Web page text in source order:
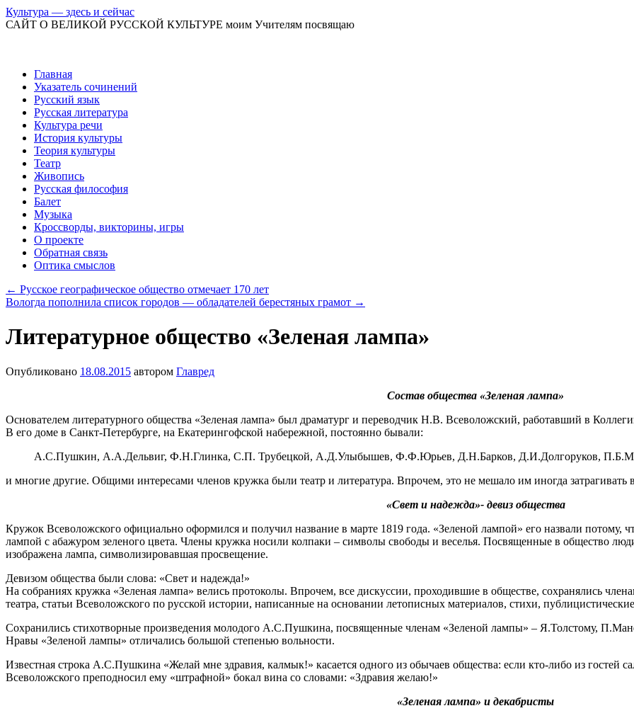
Культура — здесь и сейчас
САЙТ О ВЕЛИКОЙ РУССКОЙ КУЛЬТУРЕ моим Учителям посвящаю
Перейти
содержимому
Главная
Указатель сочинений
Русский язык
Русская литература
Культура речи
История культуры
Теория культуры
Театр
Живопись
Русская философия
Балет
Музыка
Кроссворды, викторины, игры
О проекте
Обратная связь
Оптика смыслов
← Русское географическое общество отмечает 170 лет
Вологда пополнила список городов — обладателей берестяных грамот →
Литературное общество «Зеленая лампа»
Опубликовано 18.08.2015 автором Главред
Состав общества «Зеленая лампа»
Основателем литературного общества «Зеленая лампа» был драматург и переводчик Н.В. Всеволожский, работавший в
В его доме в Санкт-Петербурге, на Екатерингофской набережной, постоянно бывали:
А.С.Пушкин, А.А.Дельвиг, Ф.Н.Глинка, С.П. Трубецкой, А.Д.Улыбышев, Ф.Ф.Юрьев, Д.Н.Барков, Д.И.Долгоруков,
и многие другие. Общими интересами членов кружка были театр и литература. Впрочем, это не мешало им иногда
«Свет и надежда»- девиз общества
Кружок Всеволожского официально оформился и получил название в марте 1819 года. «Зеленой лампой» его назвали потому,
лампой с абажуром зеленого цвета. Члены кружка носили колпаки – символы свободы и веселья. Посвященные в общество
изображена лампа, символизировавшая просвещение.
Девизом общества были слова: «Свет и надежда!»
На собраниях кружка «Зеленая лампа» велись протоколы. Впрочем, все дискуссии, проходившие в обществе, сохранялись
театра, статьи Всеволожского по русской истории, написанные на основании летописных материалов, стихи,
Сохранились стихотворные произведения молодого А.С.Пушкина, посвященные членам «Зеленой лампы» – Я.Толстому,
Нравы «Зеленой лампы» отличались большой степенью вольности.
Известная строка А.С.Пушкина «Желай мне здравия, калмык!» касается одного из обычаев общества: если кто-либо из гостей
Всеволожского преподносил ему «штрафной» бокал вина со словами: «Здравия желаю!»
«Зеленая лампа» и декабристы